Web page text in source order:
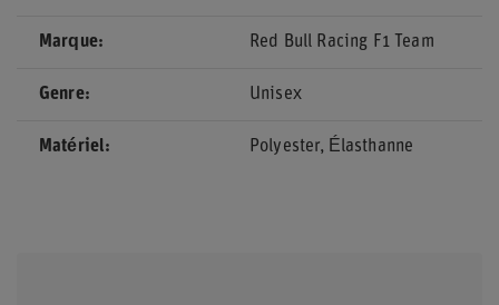
Marque Red Bull Racing F1 Team
Genre Unisex
Matériel Polyester Élasthanne